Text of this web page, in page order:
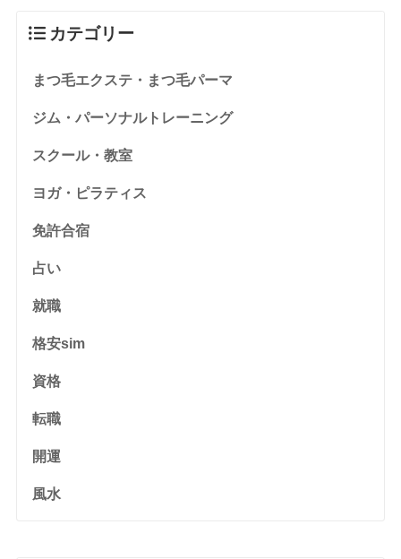
カテゴリー
まつ毛エクステ・まつ毛パーマ
ジム・パーソナルトレーニング
スクール・教室
ヨガ・ピラティス
免許合宿
占い
就職
格安sim
資格
転職
開運
風水